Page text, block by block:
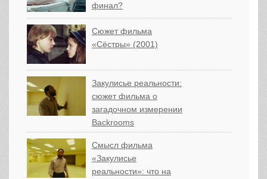
финал?
Сюжет фильма
«Сёстры» (2001)
Закулисье реальности:
сюжет фильма о
загадочном измерении
Backrooms
Смысл фильма
«Закулисье
реальности»: что на